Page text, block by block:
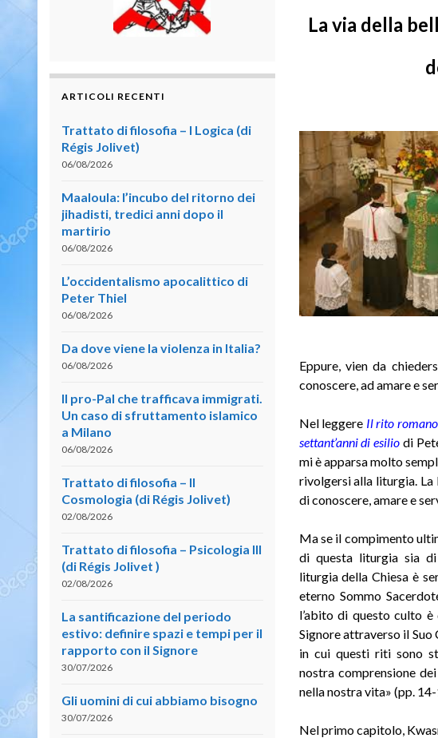
La via della
Eppure, vien da
conoscere, ad amare e
Nel leggere Il rito
settant’anni di esilio di
mi è apparsa molto
rivolgersi alla liturgia. La
di conoscere, amare e
Ma se il compimento
di questa liturgia sia di
liturgia della Chiesa è
eterno Sommo
l’abito di questo culto
Signore attraverso il
in cui questi riti sono
nostra comprensione
nella nostra vita» (pp.
Nel primo capitolo,
ARTICOLI RECENTI
Trattato di filosofia – I Logica (di
Régis Jolivet)
06/08/2026
Maaloula: l’incubo del ritorno dei
jihadisti, tredici anni dopo il
martirio
06/08/2026
L’occidentalismo apocalittico di
Peter Thiel
06/08/2026
Da dove viene la violenza in Italia?
06/08/2026
Il pro-Pal che trafficava immigrati.
Un caso di sfruttamento islamico
a Milano
06/08/2026
Trattato di filosofia – II
Cosmologia (di Régis Jolivet)
02/08/2026
Trattato di filosofia – Psicologia III
(di Régis Jolivet )
02/08/2026
La santificazione del periodo
estivo: definire spazi e tempi per il
rapporto con il Signore
30/07/2026
Gli uomini di cui abbiamo bisogno
30/07/2026